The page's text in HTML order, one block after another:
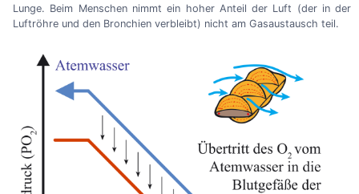
Lunge. Beim Menschen nimmt ein hoher Anteil der Luft (der in der
Luftröhre und den Bronchien verbleibt) nicht am Gasaustausch teil.